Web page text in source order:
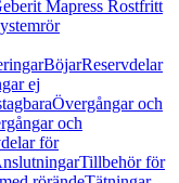
Mapress Rostfritt
BöjarReservdelar
ej
Övergångar och
och
för
Tillbehör för